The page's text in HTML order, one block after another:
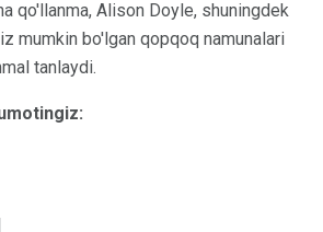
qo'llanma, Alison Doyle, shuningdek
mumkin bo'lgan qopqoq namunalari
tanlaydi.